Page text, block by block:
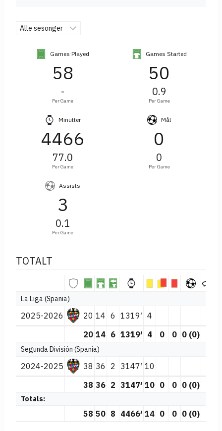
Games Played
58
-
Per Game
Games Started
50
0.9
Per Game
Minutter
4466
77.0
Per Game
Mål
0
0
Per Game
Assists
3
0.1
Per Game
TOTALT
La Liga (Spania)
2025-2026 20 14 6 1319′ 4
20 14 6 1319′ 4 0 0 0 (0)
Segunda División (Spania)
2024-2025 38 36 2 3147′ 10
38 36 2 3147′ 10 0 0 0 (0)
Totals:
58 50 8 4466′ 14 0 0 0 (0)